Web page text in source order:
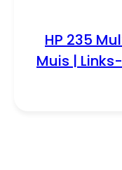
HP 235
Muis |